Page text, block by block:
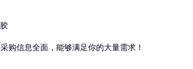
购信息全面，能够满足你的大量需求！